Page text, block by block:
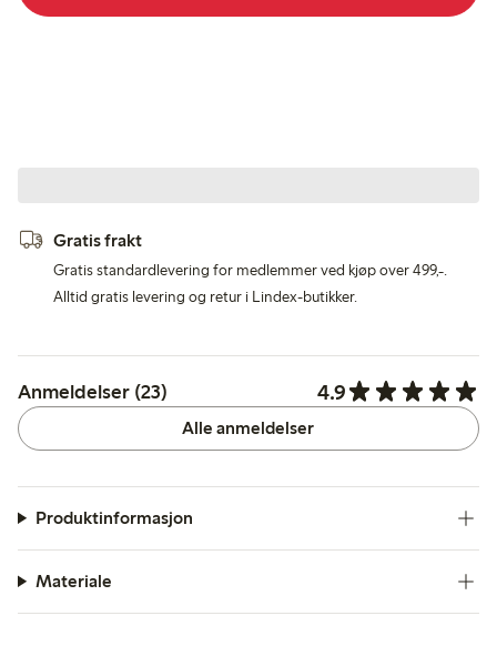
Gratis frakt
Gratis standardlevering for medlemmer ved kjøp over 499,-.
Alltid gratis levering og retur i Lindex-butikker.
Anmeldelser (23) 4.9
Alle anmeldelser
Produktinformasjon
Materiale